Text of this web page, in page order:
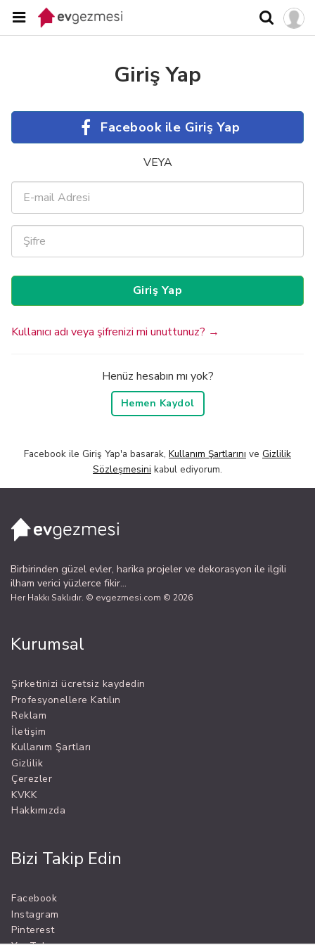
Giriş Yap
Facebook ile Giriş Yap
VEYA
Kullanıcı adı veya şifrenizi mi unuttunuz? →
Henüz hesabın mı yok?
Hemen Kaydol
Facebook ile Giriş Yap'a basarak, Kullanım Şartlarını ve Gizlilik
Sözleşmesini kabul ediyorum.
Birbirinden güzel evler, harika projeler ve dekorasyon ile ilgili
ilham verici yüzlerce fikir...
Her Hakkı Saklıdır. © evgezmesi.com © 2026
Kurumsal
Şirketinizi ücretsiz kaydedin
Profesyonellere Katılın
Reklam
İletişim
Kullanım Şartları
Gizlilik
Çerezler
KVKK
Hakkımızda
Bizi Takip Edin
Facebook
Instagram
Pinterest